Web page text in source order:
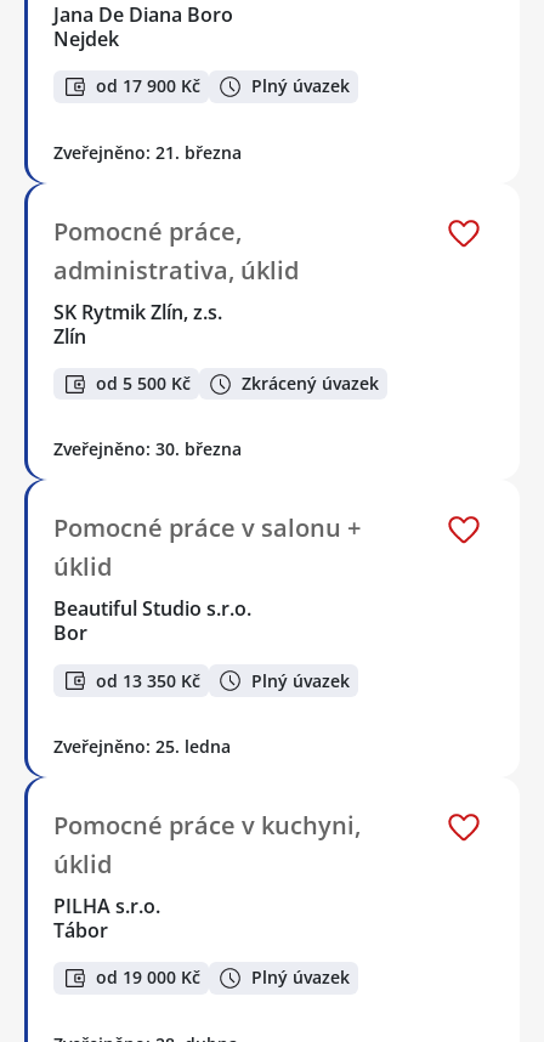
Jana De Diana Boro
Nejdek
od 17 900 Kč Plný úvazek
Zveřejněno: 21. března
Pomocné práce,
administrativa, úklid
SK Rytmik Zlín, z.s.
Zlín
od 5 500 Kč Zkrácený úvazek
Zveřejněno: 30. března
Pomocné práce v salonu +
úklid
Beautiful Studio s.r.o.
Bor
od 13 350 Kč Plný úvazek
Zveřejněno: 25. ledna
Pomocné práce v kuchyni,
úklid
PILHA s.r.o.
Tábor
od 19 000 Kč Plný úvazek